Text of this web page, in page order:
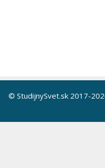
© StudijnySvet.sk 2017-